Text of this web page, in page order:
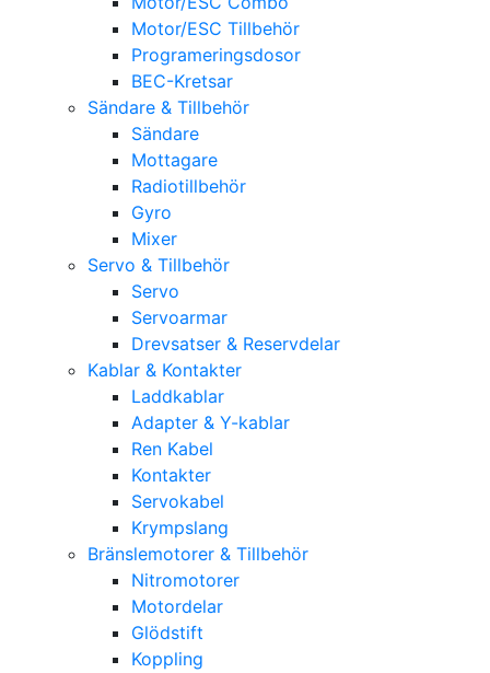
Motor/ESC Tillbehör
Programeringsdosor
BEC-Kretsar
Sändare & Tillbehör
Sändare
Mottagare
Radiotillbehör
Gyro
Mixer
Servo & Tillbehör
Servo
Servoarmar
Drevsatser & Reservdelar
Kablar & Kontakter
Laddkablar
Adapter & Y-kablar
Ren Kabel
Kontakter
Servokabel
Krympslang
Bränslemotorer & Tillbehör
Nitromotorer
Motordelar
Glödstift
Koppling